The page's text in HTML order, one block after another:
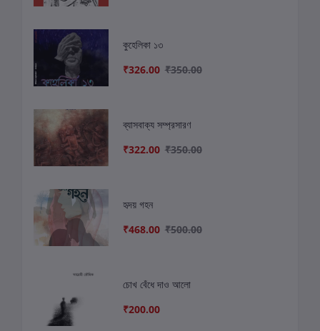
কুহেলিকা ১৩
₹326.00 ₹350.00
ব্যাসবাক্য সম্প্রসারণ
₹322.00 ₹350.00
হৃদয় গহন
₹468.00 ₹500.00
চোখ বেঁধে দাও আলো
₹200.00